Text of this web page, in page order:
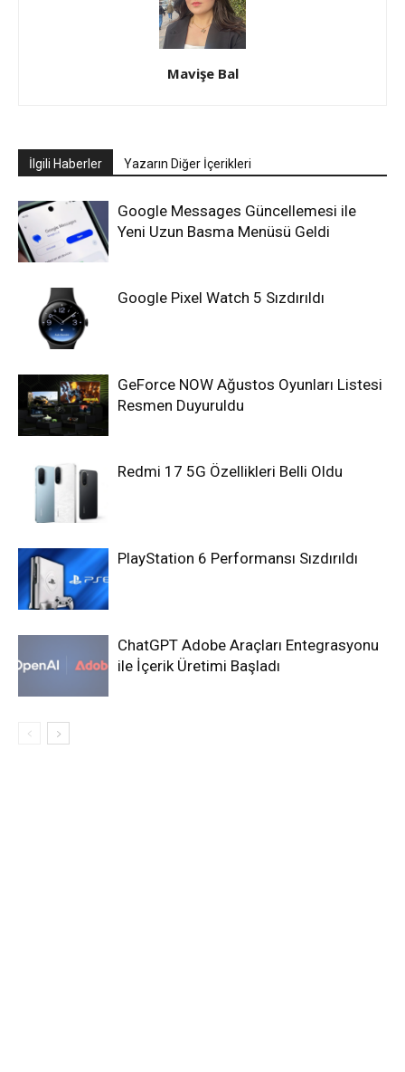
Mavişe Bal
İlgili Haberler Yazarın Diğer İçerikleri
Google Messages Güncellemesi ile
Yeni Uzun Basma Menüsü Geldi
Google Pixel Watch 5 Sızdırıldı
GeForce NOW Ağustos Oyunları Listesi
Resmen Duyuruldu
Redmi 17 5G Özellikleri Belli Oldu
PlayStation 6 Performansı Sızdırıldı
ChatGPT Adobe Araçları Entegrasyonu
ile İçerik Üretimi Başladı